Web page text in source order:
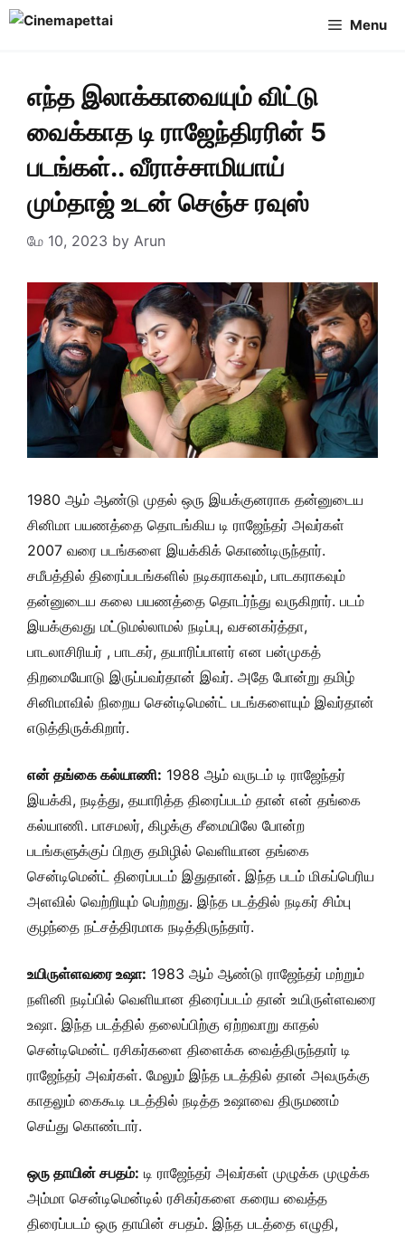
Skip
Menu
எந்த இலாக்காவையும் விட்டு
வைக்காத டி ராஜேந்திரரின் 5
படங்கள்.. வீராச்சாமியாய்
மும்தாஜ் உடன் செஞ்ச ரவுஸ்
மே 10, 2023 by Arun
1980 ஆம் ஆண்டு முதல் ஒரு இயக்குனராக தன்னுடைய
சினிமா பயணத்தை தொடங்கிய டி ராஜேந்தர் அவர்கள்
2007 வரை படங்களை இயக்கிக் கொண்டிருந்தார்.
சமீபத்தில் திரைப்படங்களில் நடிகராகவும், பாடகராகவும்
தன்னுடைய கலை பயணத்தை தொடர்ந்து வருகிறார். படம்
இயக்குவது மட்டுமல்லாமல் நடிப்பு, வசனகர்த்தா,
பாடலாசிரியர் , பாடகர், தயாரிப்பாளர் என பன்முகத்
திறமையோடு இருப்பவர்தான் இவர். அதே போன்று தமிழ்
சினிமாவில் நிறைய சென்டிமென்ட் படங்களையும் இவர்தான்
எடுத்திருக்கிறார்.
என் தங்கை கல்யாணி: 1988 ஆம் வருடம் டி ராஜேந்தர்
இயக்கி, நடித்து, தயாரித்த திரைப்படம் தான் என் தங்கை
கல்யாணி. பாசமலர், கிழக்கு சீமையிலே போன்ற
படங்களுக்குப் பிறகு தமிழில் வெளியான தங்கை
சென்டிமென்ட் திரைப்படம் இதுதான். இந்த படம் மிகப்பெரிய
அளவில் வெற்றியும் பெற்றது. இந்த படத்தில் நடிகர் சிம்பு
குழந்தை நட்சத்திரமாக நடித்திருந்தார்.
உயிருள்ளவரை உஷா: 1983 ஆம் ஆண்டு ராஜேந்தர் மற்றும்
நளினி நடிப்பில் வெளியான திரைப்படம் தான் உயிருள்ளவரை
உஷா. இந்த படத்தில் தலைப்பிற்கு ஏற்றவாறு காதல்
சென்டிமென்ட் ரசிகர்களை திளைக்க வைத்திருந்தார் டி
ராஜேந்தர் அவர்கள். மேலும் இந்த படத்தில் தான் அவருக்கு
காதலும் கைகூடி படத்தில் நடித்த உஷாவை திருமணம்
செய்து கொண்டார்.
ஒரு தாயின் சபதம்: டி ராஜேந்தர் அவர்கள் முழுக்க முழுக்க
அம்மா சென்டிமென்டில் ரசிகர்களை கரைய வைத்த
திரைப்படம் ஒரு தாயின் சபதம். இந்த படத்தை எழுதி,